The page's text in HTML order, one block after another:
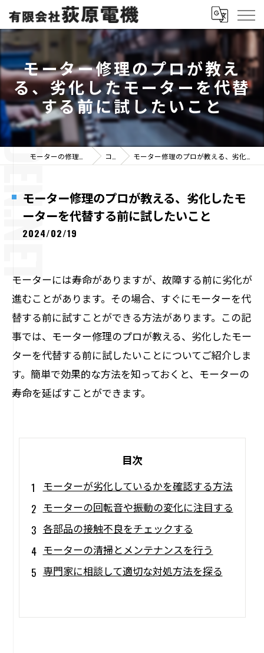
モーター修理のプロが教え
る、劣化したモーターを代替
する前に試したいこと
コラム モーター修理のプロが教える、劣化したモーターを代替する前に試したいこと
モーター修理のプロが教える、劣化したモ
ーターを代替する前に試したいこと
2024/02/19
モーターには寿命がありますが、故障する前に劣化が
進むことがあります。その場合、すぐにモーターを代
替する前に試すことができる方法があります。この記
事では、モーター修理のプロが教える、劣化したモー
ターを代替する前に試したいことについてご紹介しま
す。簡単で効果的な方法を知っておくと、モーターの
寿命を延ばすことができます。
目次
モーターが劣化しているかを確認する方法
モーターの回転音や振動の変化に注目する
各部品の接触不良をチェックする
モーターの清掃とメンテナンスを行う
専門家に相談して適切な対処方法を探る